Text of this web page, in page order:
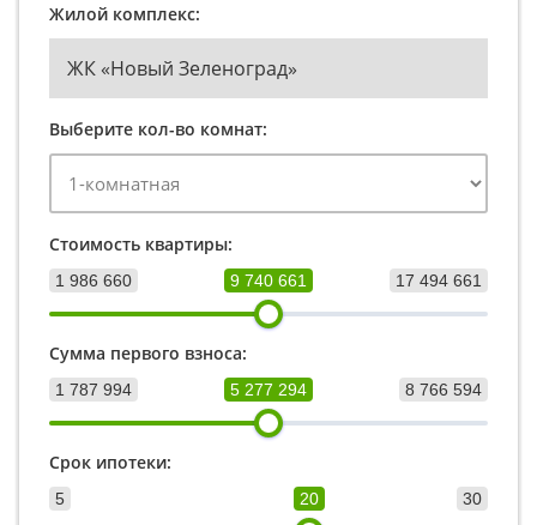
Жилой комплекс:
ЖК «Новый Зеленоград»
Выберите кол-во комнат:
Стоимость квартиры:
1 986 660 17 494 661
9 740 661
Сумма первого взноса:
1 787 994 8 766 594
5 277 294
Срок ипотеки:
5 30
20